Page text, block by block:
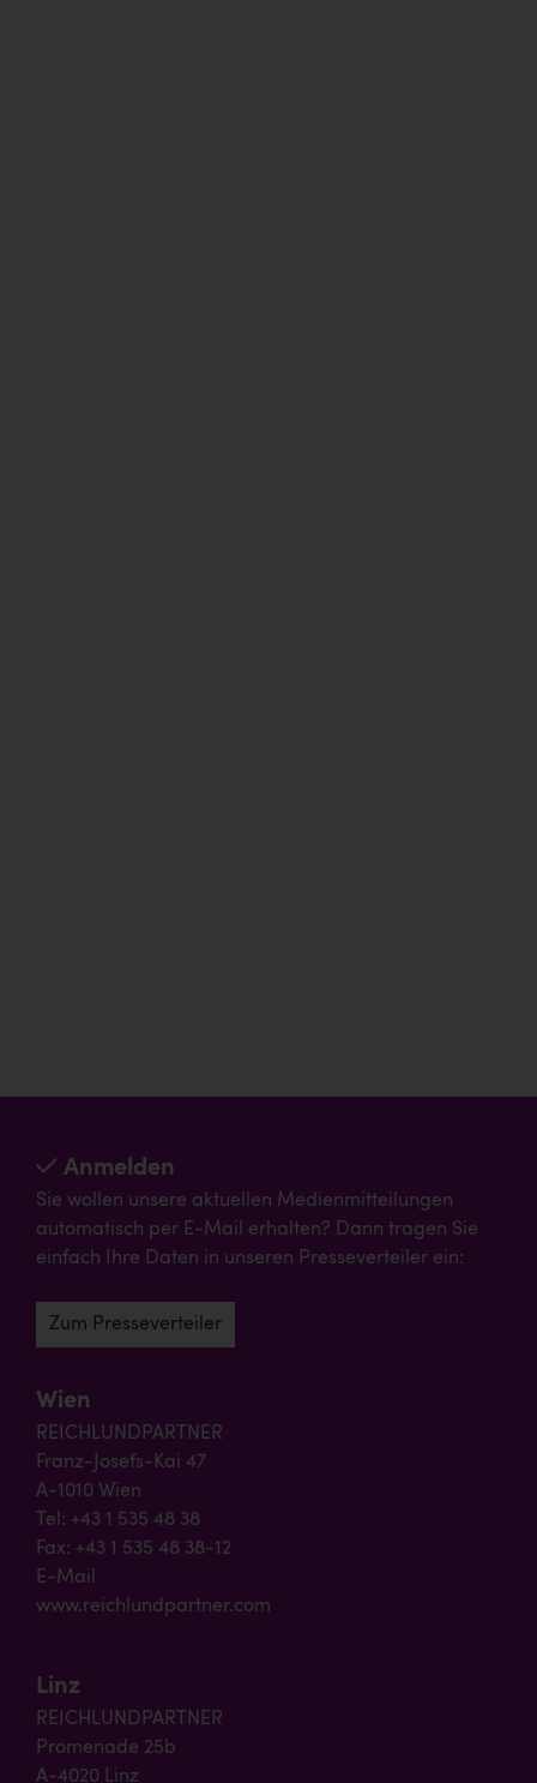
Anmelden
Sie wollen unsere aktuellen Medienmitteilungen
automatisch per E-Mail erhalten? Dann tragen Sie
einfach Ihre Daten in unseren Presseverteiler ein:
Zum Presseverteiler
Wien
REICHLUNDPARTNER
Franz-Josefs-Kai 47
A-1010 Wien
Tel: +43 1 535 48 38
Fax: +43 1 535 48 38-12
E-Mail
www.reichlundpartner.com
Linz
REICHLUNDPARTNER
Promenade 25b
A-4020 Linz